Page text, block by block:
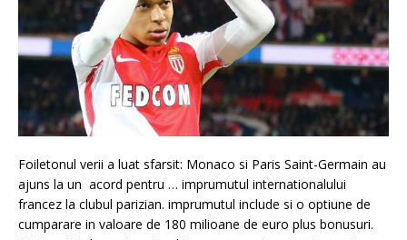
Foiletonul verii a luat sfarsit: Monaco si Paris Saint-Germain au
ajuns la un acord pentru … imprumutul internationalului
francez la clubul parizian. imprumutul include si o optiune de
cumparare in valoare de 180 milioane de euro plus bonusuri.